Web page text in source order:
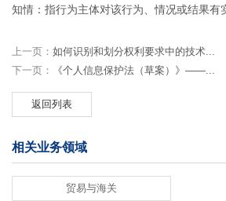
知情：指行为主体对该行为、情况或结果有
上一页： 如何识别和划分权利要求中的技术...
下一页：
《个人信息保护法（草案）》——...
返回列表
相关业务领域
贸易与海关